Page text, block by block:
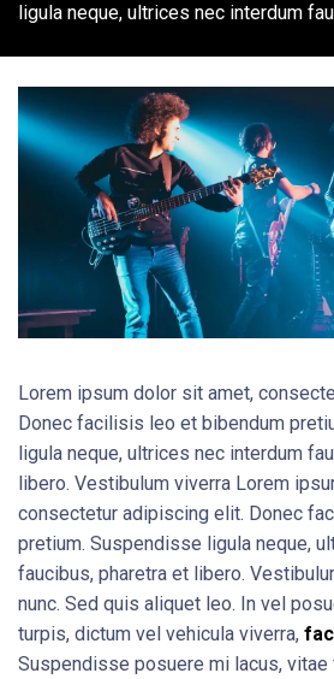
ligula neque, ultrices nec interdum
Lorem ipsum dolor sit amet,
Donec facilisis leo et bibendum
ligula neque, ultrices nec interdum
libero. Vestibulum viverra Lorem
consectetur adipiscing elit. Donec
pretium. Suspendisse ligula neque,
faucibus, pharetra et libero.
nunc. Sed quis aliquet leo. In vel
turpis, dictum vel vehicula viverra,
Suspendisse posuere mi lacus,